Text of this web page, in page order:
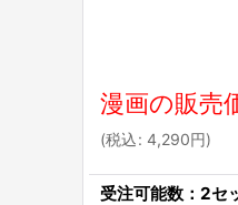
漫画の販売
(税込: 4,290円)
受注可能数：2セ